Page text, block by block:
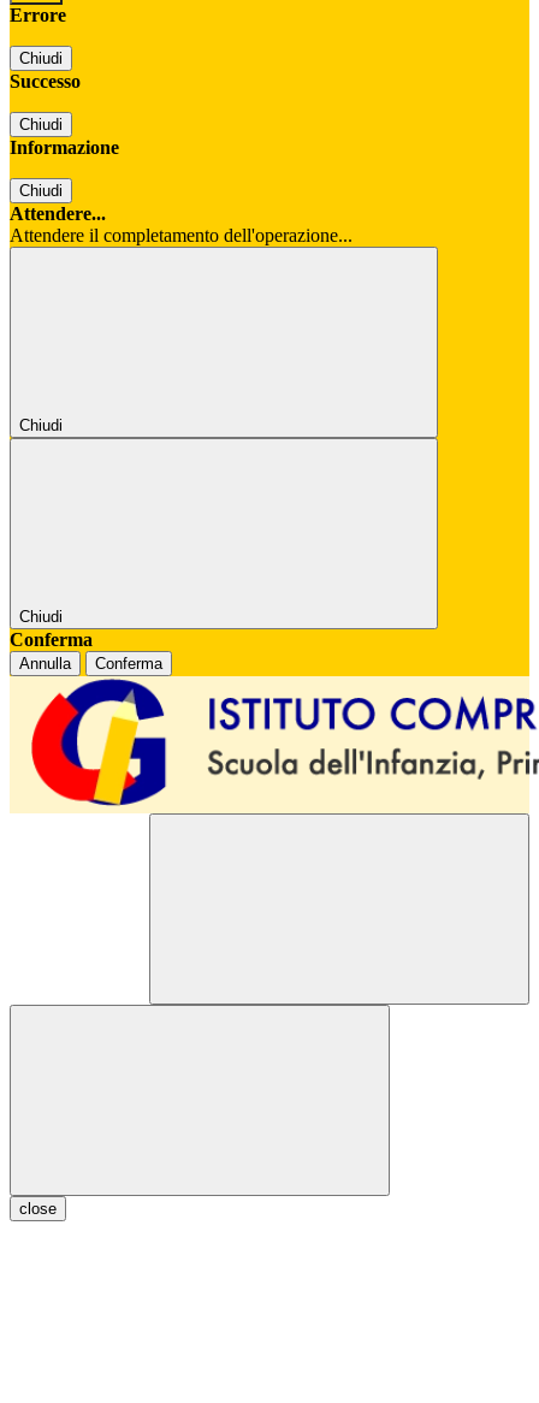
Errore
Chiudi
Successo
Chiudi
Informazione
Chiudi
Attendere...
Attendere il completamento dell'operazione...
Chiudi
Chiudi
Conferma
Annulla Conferma
close